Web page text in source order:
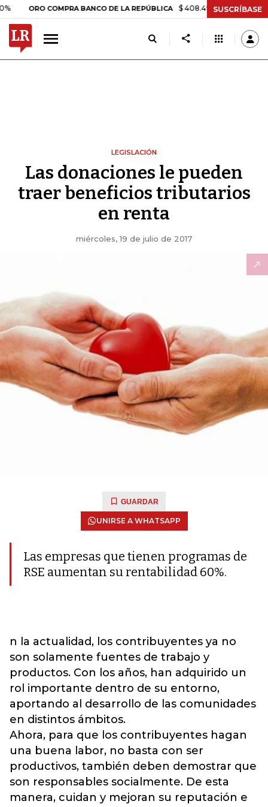
ORO COMPRA BANCO DE LA REPÚBLICA $ 408.498,97 +$ 8.753,81
SUSCRÍBASE
LEGISLACIÓN
Las donaciones le pueden
traer beneficios tributarios
en renta
miércoles, 19 de julio de 2017
GUARDAR
UNIRSE A WHATSAPP
Las empresas que tienen programas de
RSE aumentan su rentabilidad 60%.
n la actualidad, los contribuyentes ya no
son solamente fuentes de trabajo y
productos. Con los años, han adquirido un
rol importante dentro de su entorno,
aportando al desarrollo de las comunidades
en distintos ámbitos.
Ahora, para que los contribuyentes hagan
una buena labor, no basta con ser
productivos, también deben demostrar que
son responsables socialmente. De esta
manera, cuidan y mejoran su reputación e